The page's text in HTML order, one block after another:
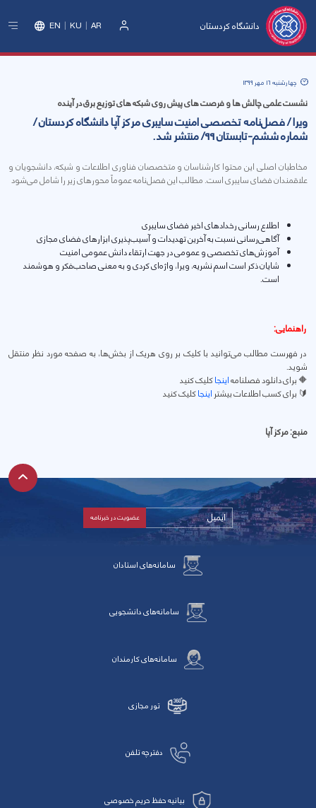
دانشگاه کردستان EN KU AR
چهارشنبه 16 مهر 1399
نشست علمی چالش ها و فرصت های پیش روی شبکه های توزیع برق در آینده
ویرا / فصل‌نامه تخصصی امنیت سایبری مرکز آپا دانشگاه کردستان /
شماره ششم-تابستان 99/ منتشر شد.
مخاطبان اصلی این محتوا کارشناسان و متخصصان فناوری اطلاعات و شبکه، دانشجویان و
علاقمندان فضای سایبری است. مطالب این فصل‌نامه عموماً محورهای زیر را شامل می‌شود
اطلاع رسانی رخدادهای اخیر فضای سایبری
آگاهی‌رسانی نسبت به آخرین تهدیدات و آسیب‌پذیری ابزارهای فضای مجازی
آموزش‌های تخصصی و عمومی در جهت ارتقاء دانش عمومی امنیت
شایان ذکر است اسم نشریه، ویرا، واژه‌ای کردی و به معنی صاحب‌فکر و هوشمند
است.
راهنمایی:
در فهرست مطالب می‌توانید با کلیک بر روی هریک از بخش‌ها، به صفحه مورد نظر منتقل
شوید.
🔶 برای دانلود فصلنامهاینجاکلیک کنید
🔰 برای کسب اطلاعات بیشتراینجاکلیک کنید
منبع:مرکز آپا
سامانه‌های استادان
سامانه‌های دانشجویی
سامانه‌های کارمندان
تور مجازی
دفترچه تلفن
بیانیه حفظ حریم خصوصی